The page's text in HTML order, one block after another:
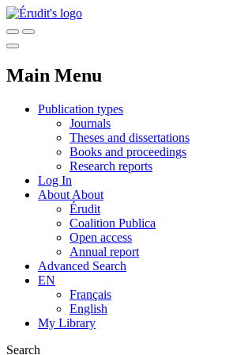
Main Menu
Publication types
Journals
Theses and dissertations
Books and proceedings
Research reports
Log In
About About
Érudit
Coalition Publica
Open access
Annual report
Advanced Search
EN
Français
English
My Library
Search